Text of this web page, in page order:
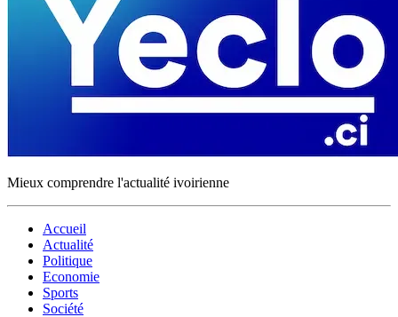
Mieux comprendre l'actualité ivoirienne
Accueil
Actualité
Politique
Economie
Sports
Société